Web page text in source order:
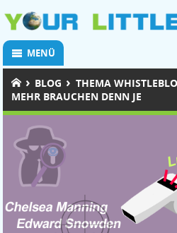
MENÜ
› BLOG › THEMA
MEHR BRAUCHEN DENN JE